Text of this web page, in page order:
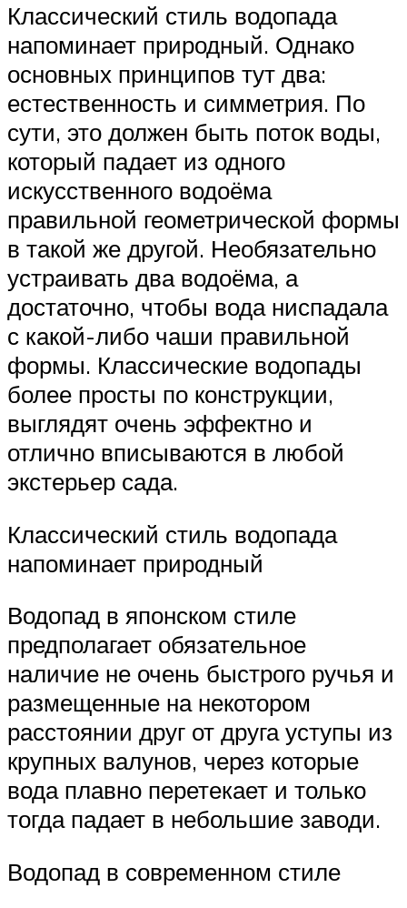
Классический стиль водопада
напоминает природный. Однако
основных принципов тут два:
естественность и симметрия. По
сути, это должен быть поток воды,
который падает из одного
искусственного водоёма
правильной геометрической формы
в такой же другой. Необязательно
устраивать два водоёма, а
достаточно, чтобы вода ниспадала
с какой-либо чаши правильной
формы. Классические водопады
более просты по конструкции,
выглядят очень эффектно и
отлично вписываются в любой
экстерьер сада.
Классический стиль водопада
напоминает природный
Водопад в японском стиле
предполагает обязательное
наличие не очень быстрого ручья и
размещенные на некотором
расстоянии друг от друга уступы из
крупных валунов, через которые
вода плавно перетекает и только
тогда падает в небольшие заводи.
Водопад в современном стиле